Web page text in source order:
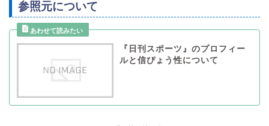
参照元について
『日刊スポーツ』のプロフィー
ルと信ぴょう性について